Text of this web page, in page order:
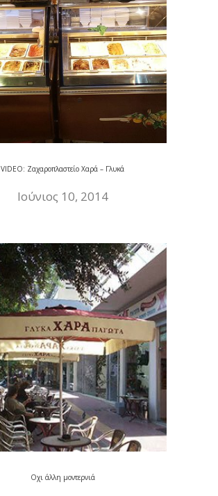
VIDEO: Ζαχαροπλαστείο Χαρά – Γλυκά
Ιούνιος 10, 2014
Οχι άλλη μοντερνιά